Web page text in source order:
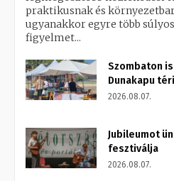
praktikusnak és
ugyanakkor egyre több
figyelmet...
Szombaton
Dunakapu
2026.08.07.
Jubileumot
fesztiválja
2026.08.07.